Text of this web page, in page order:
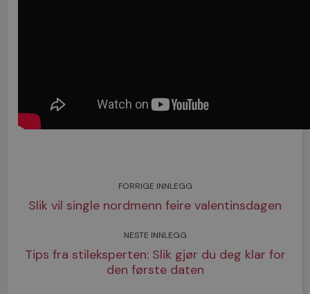
FORRIGE INNLEGG
Slik vil single nordmenn feire valentinsdagen
NESTE INNLEGG
Tips fra stileksperten: Slik gjør du deg klar for
den første daten